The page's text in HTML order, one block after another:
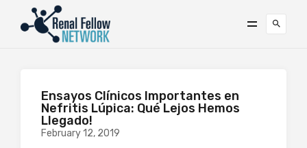
Ensayos Clínicos Importantes en
Nefritis Lúpica: Qué Lejos Hemos
Llegado!
February 12, 2019